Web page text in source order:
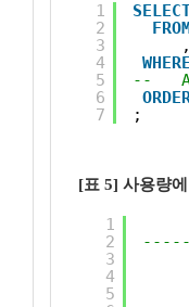
1
2
3
4
5
6
7
WHERE
--
;
[표 5] 사용량
1
2
3
4
5